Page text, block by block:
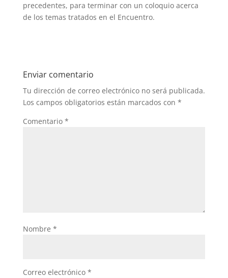
precedentes, para terminar con un coloquio acerca
de los temas tratados en el Encuentro.
Enviar comentario
Tu dirección de correo electrónico no será publicada.
Los campos obligatorios están marcados con *
Comentario *
Nombre *
Correo electrónico *